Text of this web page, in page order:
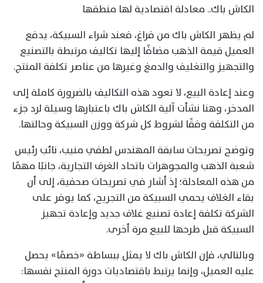
الكاش باك.. معادلة اقتصادية لها منطقها
لم يظهر الكاش باك من فراغ، فعند شراء السبيكة، يدفع
العميل قيمة الذهب مضافًا إليها تكاليف مرتبطة بالتصنيع
والتجهيز والتغليف والدمغ وغيرها من عناصر تكلفة المنتج.
وعند إعادة البيع، لا تعود هذه التكاليف بالضرورة كاملة إلى
المدخر، وهنا نشأت آلية الكاش باك باعتبارها وسيلة لرد جزء
من التكلفة وفقًا لشروط كل شركة ووزن السبيكة وحالتها.
وتوضح تصريحات سابقة المهندس لطفي منيب، نائب رئيس
شعبة الذهب والمجوهرات باتحاد الغرف التجارية، جانبًا مهمًا
من هذه المعادلة؛ إذ أشار في تصريحات صحفية، إلى أن
بقاء الغلاف يحمي السبيكة من التجريح، كما يوفر على
الشركة تكلفة إعادة تصنيع غلاف جديد وإعادة تجهيز
السبيكة قبل طرحها للبيع مرة أخرى.
وبالتالي، فإن الكاش باك لا يمثل ببساطة «خصمًا» يحصل
عليه العميل، وإنما يرتبط باقتصاديات دورة المنتج نفسها: